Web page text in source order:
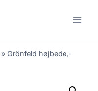
» Grönfeld højbede,-